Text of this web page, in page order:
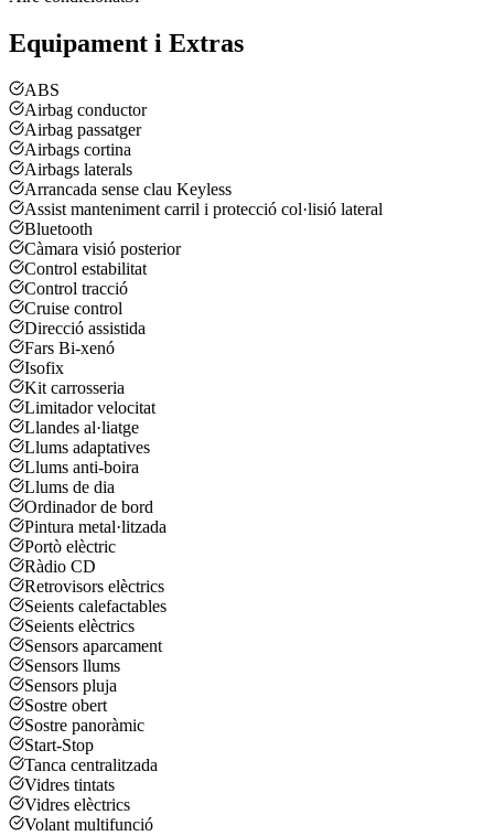
Equipament i Extras
ABS
Airbag conductor
Airbag passatger
Airbags cortina
Airbags laterals
Arrancada sense clau Keyless
Assist manteniment carril i protecció col·lisió lateral
Bluetooth
Càmara visió posterior
Control estabilitat
Control tracció
Cruise control
Direcció assistida
Fars Bi-xenó
Isofix
Kit carrosseria
Limitador velocitat
Llandes al·liatge
Llums adaptatives
Llums anti-boira
Llums de dia
Ordinador de bord
Pintura metal·litzada
Portò elèctric
Ràdio CD
Retrovisors elèctrics
Seients calefactables
Seients elèctrics
Sensors aparcament
Sensors llums
Sensors pluja
Sostre obert
Sostre panoràmic
Start-Stop
Tanca centralitzada
Vidres tintats
Vidres elèctrics
Volant multifunció